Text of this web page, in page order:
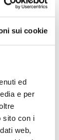
sui cookie
ed
e per
sito con i
web,
fare e